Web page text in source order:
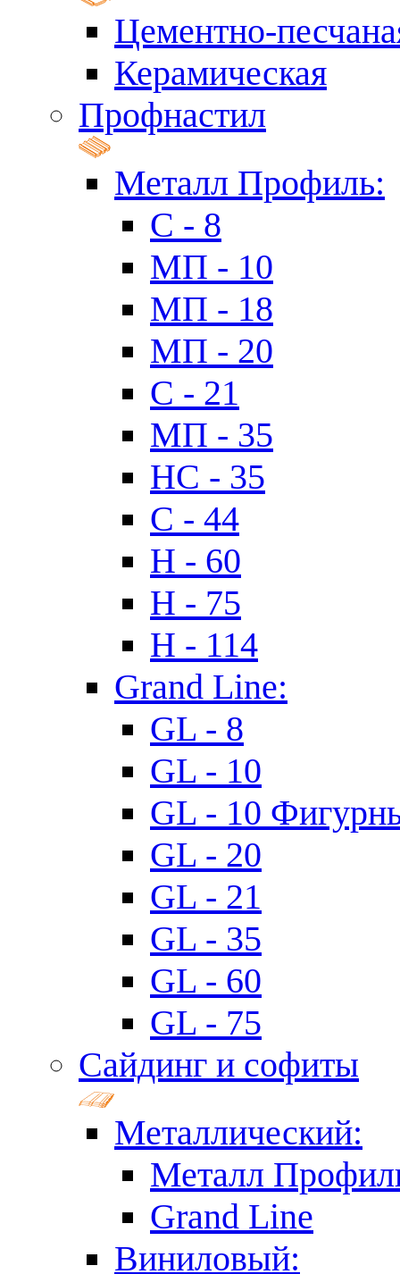
Цементно-
Керамическая
Профнастил
Металл Профиль:
C - 8
МП - 10
МП - 18
МП - 20
C - 21
МП - 35
HC - 35
C - 44
H - 60
H - 75
H - 114
Grand Line:
GL - 8
GL - 10
GL - 10
GL - 20
GL - 21
GL - 35
GL - 60
GL - 75
Сайдинг и софиты
Металлический:
Металл
Grand Line
Виниловый: